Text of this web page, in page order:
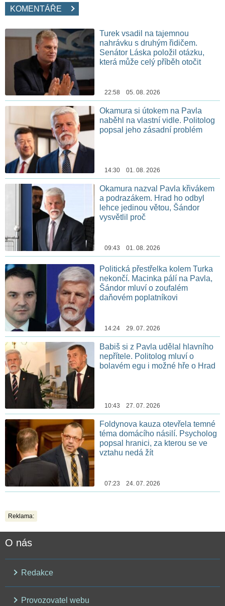
KOMENTÁŘE
Turek vsadil na tajemnou
nahrávku s druhým řidičem.
Senátor Láska položil otázku,
která může celý příběh otočit
22:58 05. 08. 2026
Okamura si útokem na Pavla
naběhl na vlastní vidle. Politolog
popsal jeho zásadní problém
14:30 01. 08. 2026
Okamura nazval Pavla křivákem
a podrazákem. Hrad ho odbyl
lehce jedinou větou, Šándor
vysvětlil proč
09:43 01. 08. 2026
Politická přestřelka kolem Turka
nekončí. Macinka pálí na Pavla,
Šándor mluví o zoufalém
daňovém poplatníkovi
14:24 29. 07. 2026
Babiš si z Pavla udělal hlavního
nepřítele. Politolog mluví o
bolavém egu i možné hře o Hrad
10:43 27. 07. 2026
Foldynova kauza otevřela temné
téma domácího násilí. Psycholog
popsal hranici, za kterou se ve
vztahu nedá žít
07:23 24. 07. 2026
Reklama:
O nás
Redakce
Provozovatel webu